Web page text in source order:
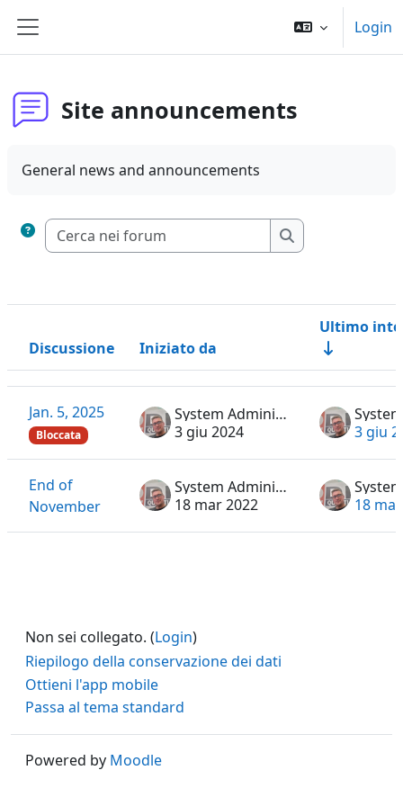
Pannello laterale
Login
Site announcements
General news and announcements
Cerca nei forum
Cerca nei forum
Stato
Discussione Iniziato da
Ultimo
Jan. 5, 2025
Bloccata
System Administrator
3 giu 2024
3 giu
End of
November
System Administrator
18 mar 2022
18
Non sei collegato. (Login)
Riepilogo della conservazione dei dati
Ottieni l'app mobile
Passa al tema standard
Powered by Moodle